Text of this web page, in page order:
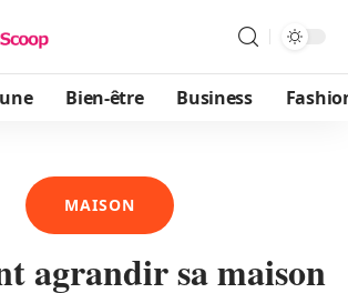
Bien-être Business
MAISON
agrandir sa maison